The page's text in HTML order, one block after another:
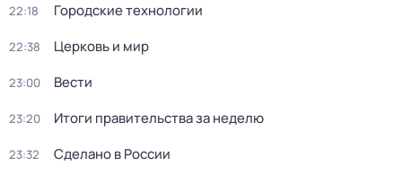
22:18 Городские технологии
22:38 Церковь и мир
23:00 Вести
23:20 Итоги правительства за неделю
23:32 Сделано в России